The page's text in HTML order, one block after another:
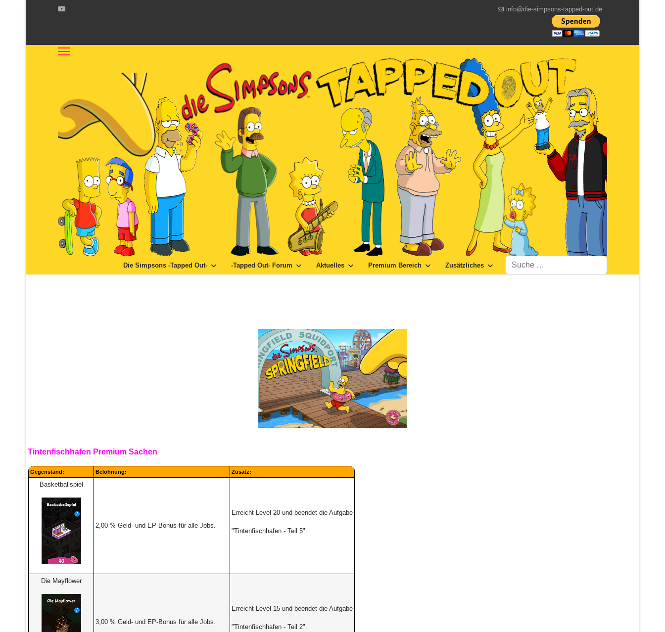
info@die-simpsons-tapped-out.de
Die Simpsons -Tapped Out- -Tapped Out- Forum Aktuelles Premium Bereich Zusätzliches
Suchen
Tintenfischhafen Premium Sachen
Gegenstand: Belohnung: Zusatz:
Basketballspiel
2,00 % Geld- und EP-Bonus für alle Jobs.
Erreicht Level 20 und beendet die Aufgabe
"Tintenfischhafen - Teil 5".
Die Mayflower
3,00 % Geld- und EP-Bonus für alle Jobs.
Erreicht Level 15 und beendet die Aufgabe
"Tintenfischhafen - Teil 2".